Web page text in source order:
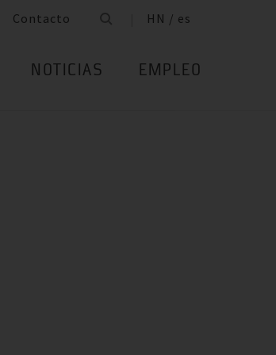
Contacto HN / es
NOTICIAS EMPLEO